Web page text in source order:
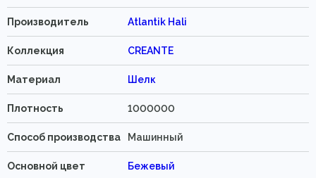
Производитель Atlantik Hali
Коллекция CREANTE
Материал Шелк
Плотность 1000000
Способ производства Машинный
Основной цвет Бежевый